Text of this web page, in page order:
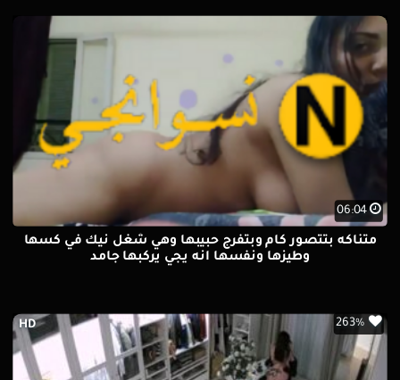
06:04
متناكه بتتصور كام وبتفرج حبيبها وهي شغل نيك في كسها
وطيزها ونفسها انه يجي يركبها جامد
HD 263%